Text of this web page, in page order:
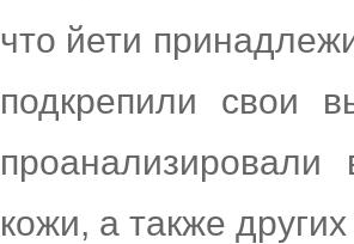
что йети
подкрепили свои
кожи, а также